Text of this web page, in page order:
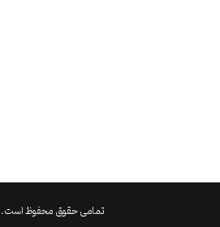
تمامی حقوق محفوظ است.